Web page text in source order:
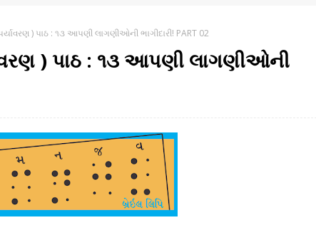
) પાઠ : ૧૩ આપણી લાગણીઓની ભાગીદારી! PART 02
) પાઠ : ૧૩ આપણી લાગણીઓની